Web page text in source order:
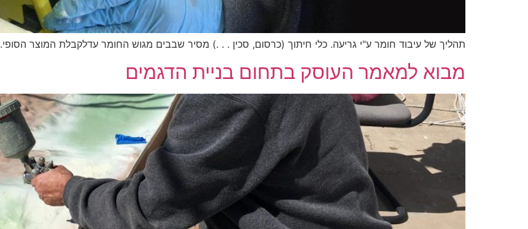
תהליך של עיבוד חומר ע"י גריעה. כלי חיתוך (כרסום, סכין . . .) מסיר שבבים מגוש החומר עדלקבלת המוצר הסופי.
מבוא למאמר העוסק בתחום בניית הדגמים